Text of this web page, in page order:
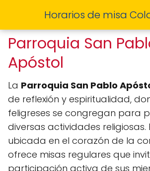
Horarios de misa
Parroquia San
Apóstol
La Parroquia San Pablo
de reflexión y espiritualidad,
feligreses se congregan para
diversas actividades religiosas.
ubicada en el corazón de la
ofrece misas regulares que
participación activa de sus